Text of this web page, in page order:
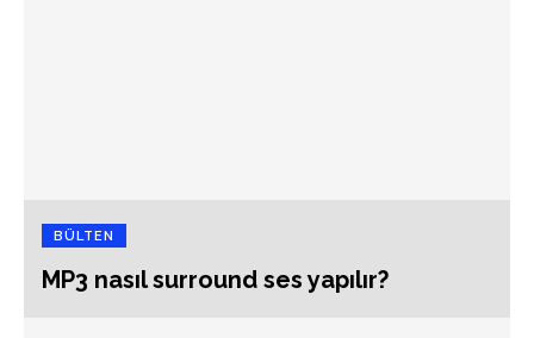
BÜLTEN
MP3 nasıl surround ses yapılır?